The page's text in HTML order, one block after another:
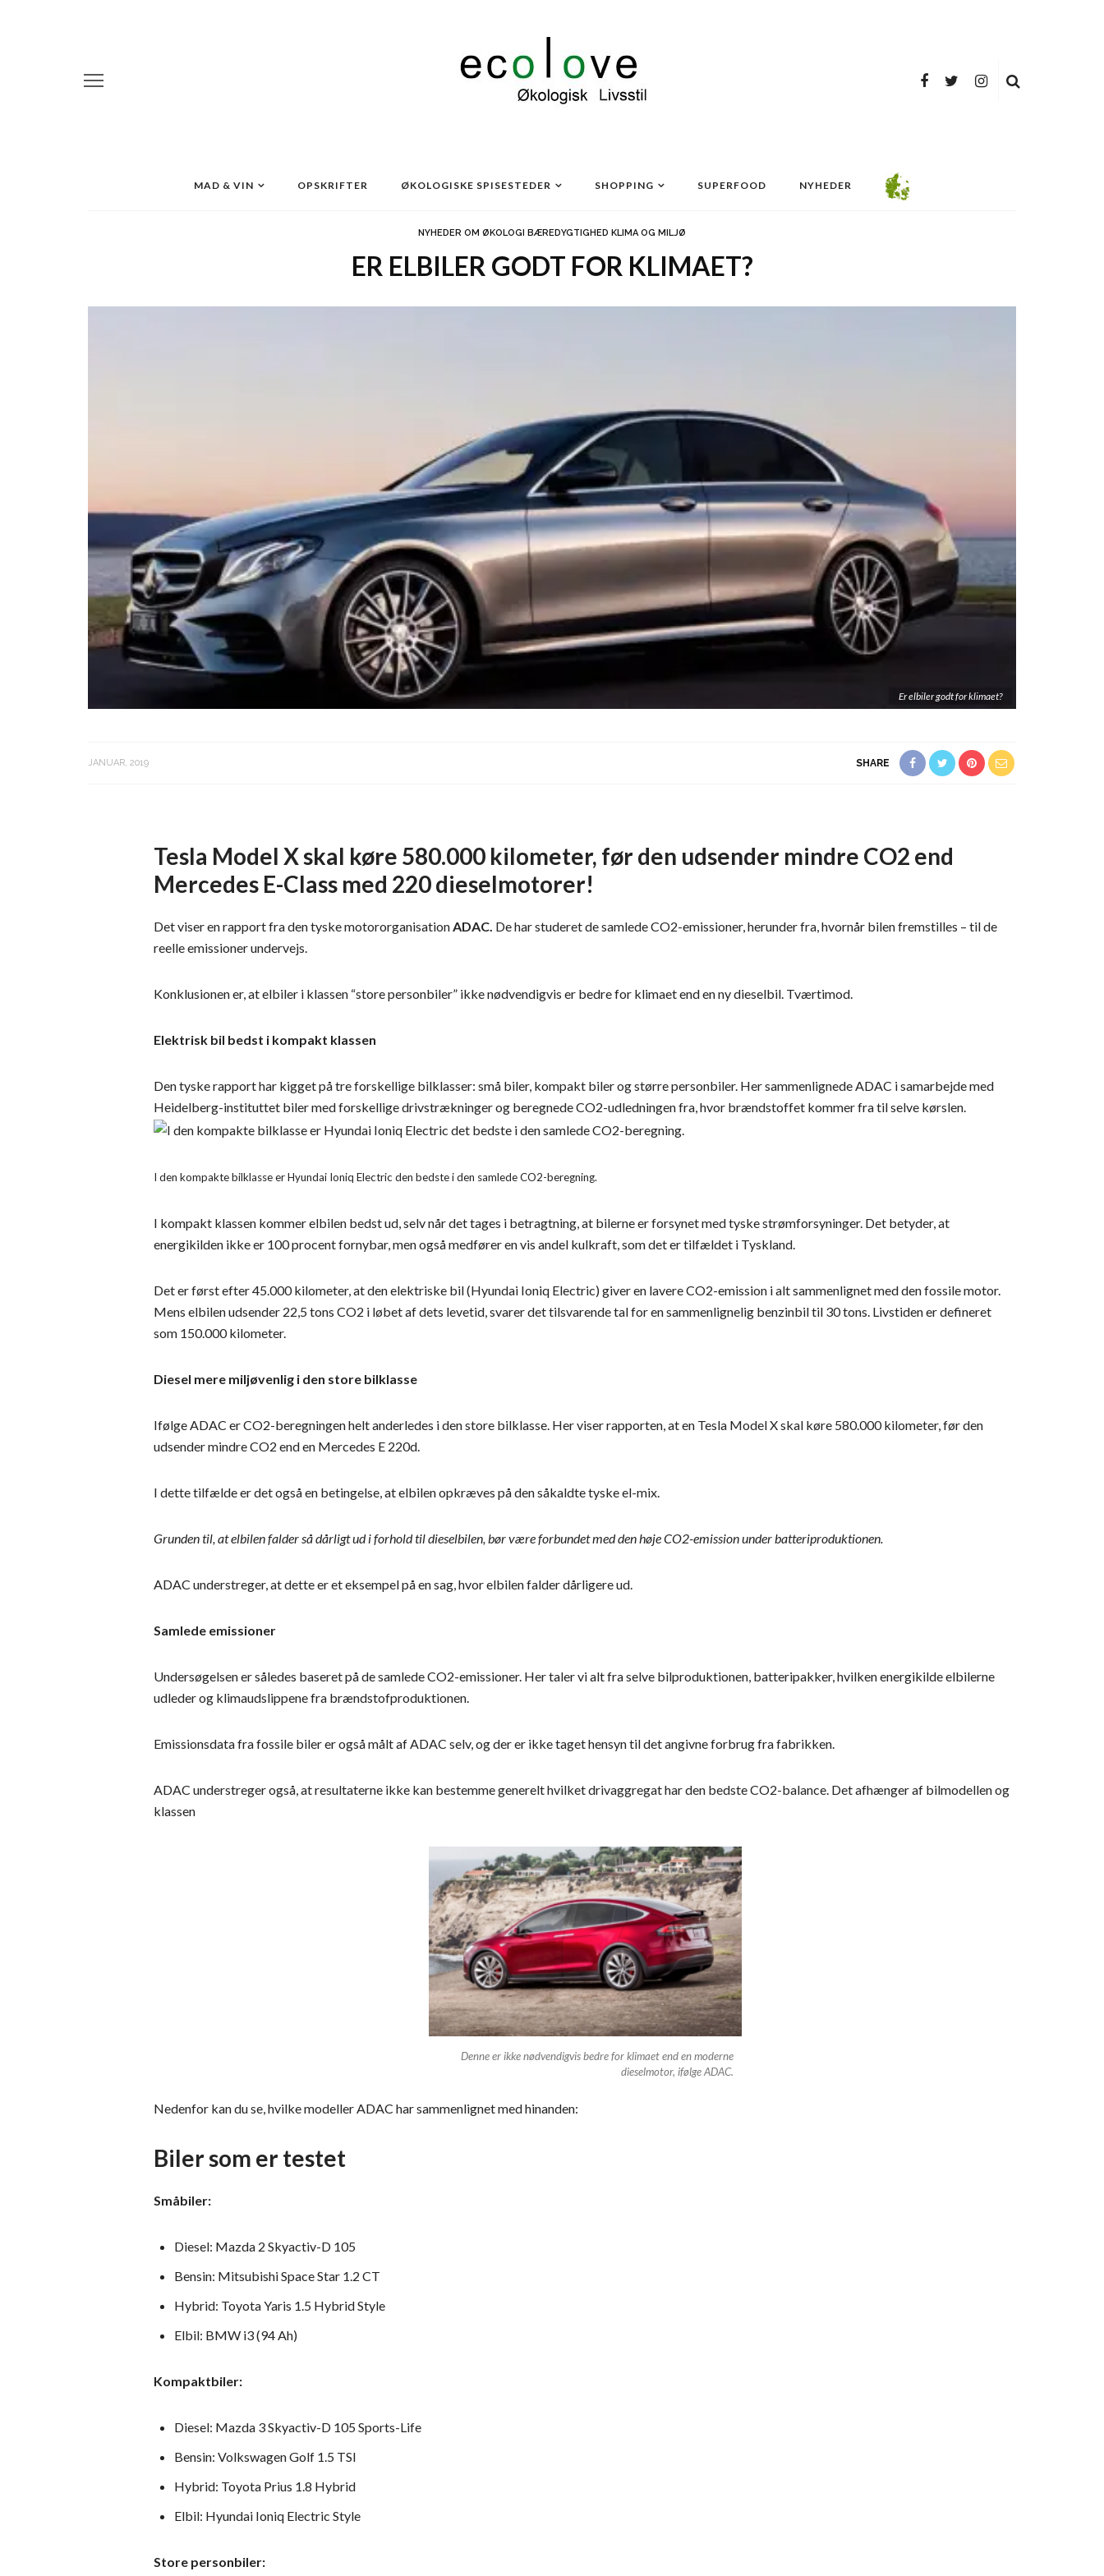
MAD & VIN OPSKRIFTER ØKOLOGISKE SPISESTEDER SHOPPING SUPERFOOD NYHEDER
NYHEDER OM ØKOLOGI BÆREDYGTIGHED KLIMA OG MILJØ
ER ELBILER GODT FOR KLIMAET?
Er elbiler godt for klimaet?
JANUAR, 2019 SHARE
Tesla Model X skal køre 580.000 kilometer, før den udsender mindre CO2 end
Mercedes E-Class med 220 dieselmotorer!
Det viser en rapport fra den tyske motororganisationADAC. De har studeret de samlede CO2-emissioner, herunder fra, hvornår bilen fremstilles – til de
reelle emissioner undervejs.
Konklusionen er, at elbiler i klassen “store personbiler” ikke nødvendigvis er bedre for klimaet end en ny dieselbil. Tværtimod.
Elektrisk bil bedst i kompakt klassen
Den tyske rapport har kigget på tre forskellige bilklasser: små biler, kompakt biler og større personbiler. Her sammenlignede ADAC i samarbejde med
Heidelberg-instituttet biler med forskellige drivstrækninger og beregnede CO2-udledningen fra, hvor brændstoffet kommer fra til selve kørslen.
I den kompakte bilklasse er Hyundai Ioniq Electric den bedste i den samlede CO2-beregning.
I kompakt klassen kommer elbilen bedst ud, selv når det tages i betragtning, at bilerne er forsynet med tyske strømforsyninger. Det betyder, at
energikilden ikke er 100 procent fornybar, men også medfører en vis andel kulkraft, som det er tilfældet i Tyskland.
Det er først efter 45.000 kilometer, at den elektriske bil (Hyundai Ioniq Electric) giver en lavere CO2-emission i alt sammenlignet med den fossile motor.
Mens elbilen udsender 22,5 tons CO2 i løbet af dets levetid, svarer det tilsvarende tal for en sammenlignelig benzinbil til 30 tons. Livstiden er defineret
som 150.000 kilometer.
Diesel mere miljøvenlig i den store bilklasse
Ifølge ADAC er CO2-beregningen helt anderledes i den store bilklasse. Her viser rapporten, at en Tesla Model X skal køre 580.000 kilometer, før den
udsender mindre CO2 end en Mercedes E 220d.
I dette tilfælde er det også en betingelse, at elbilen opkræves på den såkaldte tyske el-mix.
Grunden til, at elbilen falder så dårligt ud i forhold til dieselbilen, bør være forbundet med den høje CO2-emission under batteriproduktionen.
ADAC understreger, at dette er et eksempel på en sag, hvor elbilen falder dårligere ud.
Samlede emissioner
Undersøgelsen er således baseret på de samlede CO2-emissioner. Her taler vi alt fra selve bilproduktionen, batteripakker, hvilken energikilde elbilerne
udleder og klimaudslippene fra brændstofproduktionen.
Emissionsdata fra fossile biler er også målt af ADAC selv, og der er ikke taget hensyn til det angivne forbrug fra fabrikken.
ADAC understreger også, at resultaterne ikke kan bestemme generelt hvilket drivaggregat har den bedste CO2-balance. Det afhænger af bilmodellen og
klassen
Denne er ikke nødvendigvis bedre for klimaet end en moderne
dieselmotor, ifølge ADAC.
Nedenfor kan du se, hvilke modeller ADAC har sammenlignet med hinanden:
Biler som er testet
Småbiler:
Diesel: Mazda 2 Skyactiv-D 105
Bensin: Mitsubishi Space Star 1.2 CT
Hybrid: Toyota Yaris 1.5 Hybrid Style
Elbil: BMW i3 (94 Ah)
Kompaktbiler:
Diesel: Mazda 3 Skyactiv-D 105 Sports-Life
Bensin: Volkswagen Golf 1.5 TSI
Hybrid: Toyota Prius 1.8 Hybrid
Elbil: Hyundai Ioniq Electric Style
Store personbiler: